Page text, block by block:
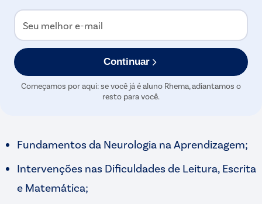
Seu melhor e-mail
Continuar
Começamos por aqui: se você já é aluno Rhema, adiantamos o
resto para você.
Fundamentos da Neurologia na Aprendizagem;
Intervenções nas Dificuldades de Leitura, Escrita
e Matemática;